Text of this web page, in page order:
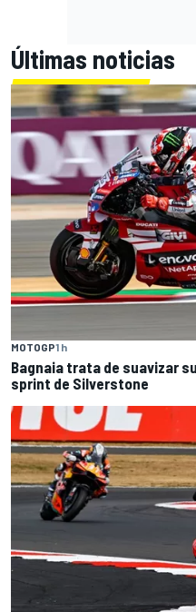
Últimas noticias
MOTOGP1 h
Bagnaia trata de suavizar
sprint de Silverstone